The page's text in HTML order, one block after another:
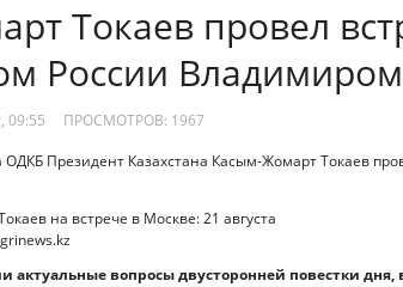
Токаев провел
России
09:55 ПРОСМОТРОВ: 1967
Президент Казахстана Касым-Жомарт Токаев
актуальные вопросы двусторонней повестки дня,